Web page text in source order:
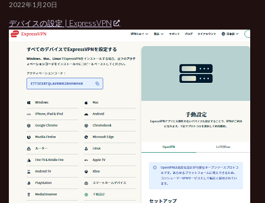
2022年1月20日
デバイスの設定 | ExpressVPN